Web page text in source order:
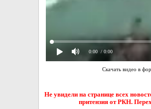
0:00 / 0:00
Скачать видео в
Не увидели на странице всех
притензия от РКН.